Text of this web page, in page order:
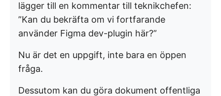
lägger till en kommentar till teknikchefen:
”Kan du bekräfta om vi fortfarande
använder Figma dev-plugin här?”
Nu är det en uppgift, inte bara en öppen
fråga.
Dessutom kan du göra dokument offentliga